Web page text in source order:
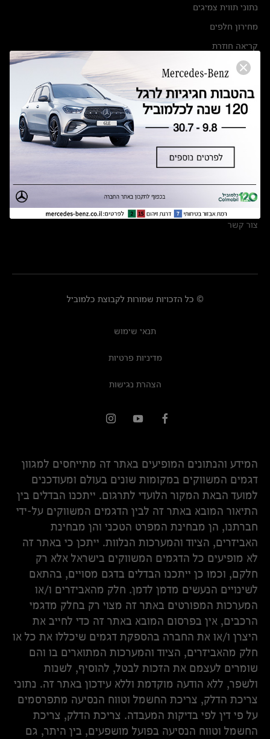
נתוני תווית צמיגים
מחירון חלפים
קריאה חוזרת
הודעה על הטבות לרכבי מרצדס בהסדר פשרה בתצ 56447-02-19
תקנון ימי מכירות 120 לכלמוביל
מצאו אותנו
אולמות תצוגה
מרכזי שירות
צור קשר
© כל הזכויות שמורות לקבוצת כלמוביל
תנאי שימוש
מדיניות פרטיות
הצהרת נגישות
המידע והנתונים המופיעים באתר זה מתייחסים למגוון
דגמים המשווקים במקומות שונים בעולם ומעודכנים
למועד הבאת המקור הלועדי לתרגום. ייתכנו הבדלים בין
התיאור המובא באתר זה לבין הדגמים המשווקים על-ידי
חברתנו, הן מבחינת המפרט הטכני והן מבחינת
האביזרים, הציוד והמערכות הנלוות. ייתכן כי באתר זה
לא מופיעים כל הדגמים המשווקים בישראל אלא רק
חלקם, וכמו כן ייתכנו הבדלים בדגם מסויים, בהתאם
לשינויים הנעשים מדמן לדמן. חלק מהאביזרים ו/או
המערכות המפורטים באתר זה מצוי רק בחלק מדגמי
הרכבים, אין בפרסום המובא באתר זה כדי לחייב את
היצרן ו/או את החברה בהספקת דגמים שיכללו את כל או
חלק מהאביזרים, הציוד והמערכות המתוארים בו והם
שומרים לעצמם את הזכות לבטל, להוסיף, לשנות
ולשפר, ללא הודעה מוקדמת וללא עידכון באתר זה. נתוני
צריכת הדלק, צריכת החשמל וטווח הנסיעה מתפרסמים
על פי דין לפי בדיקות המעבדה. צריכת הדלק, צריכת
החשמל וטווח הנסיעה בפועל מושפעים, בין היתר, גם